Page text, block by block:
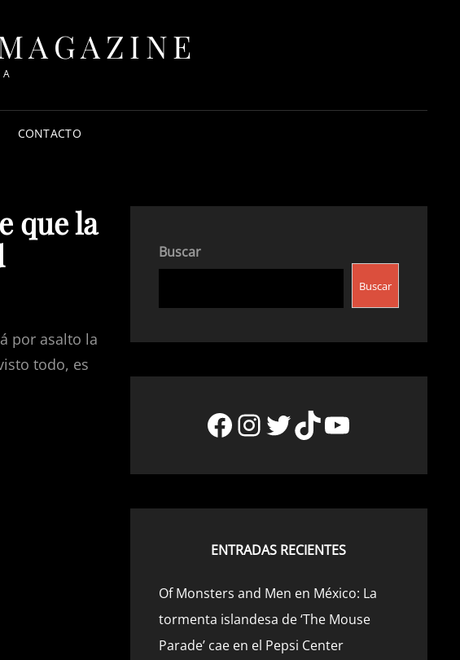
CONTACTO
que la
por asalto la
todo, es
Buscar
Buscar
Facebook
Instagram
Twitter
TikTok
YouTube
ENTRADAS RECIENTES
Of Monsters and Men en México: La
tormenta islandesa de ‘The Mouse
Parade’ cae en el Pepsi Center